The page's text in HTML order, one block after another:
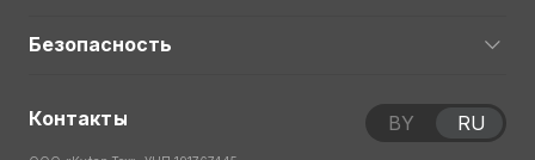
Безопасность
Контакты BY RU